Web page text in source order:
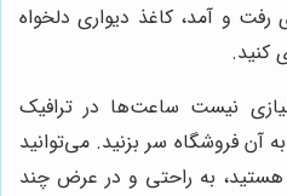
و آمد، کاغذ دیواری دلخواه
کنید.
نیست ساعت‌ها در ترافیک
آن فروشگاه سر بزنید. می‌توانید
به راحتی و در عرض چند